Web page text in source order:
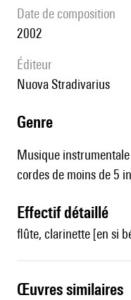
date de composition
2002
éditeur
Nuova Stradivarius
genre
Musique
cordes de moins de 5
effectif détaillé
flûte, clarinette [en si
œuvres similaires